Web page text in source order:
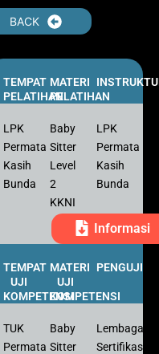
BACK
TEMPAT
PELATIHAN
MATERI
PELATIHAN
LPK
Permata
Kasih
Bunda
Baby
Sitter
Level
2
KKNI
LPK
Permata
Kasih
Bunda
Informasi
TEMPAT
UJI
KOMPETENSI
MATERI
UJI
KOMPETENSI
PENGUJI
TUK
Permata
Baby
Sitter
Lembaga
Sertifikasi